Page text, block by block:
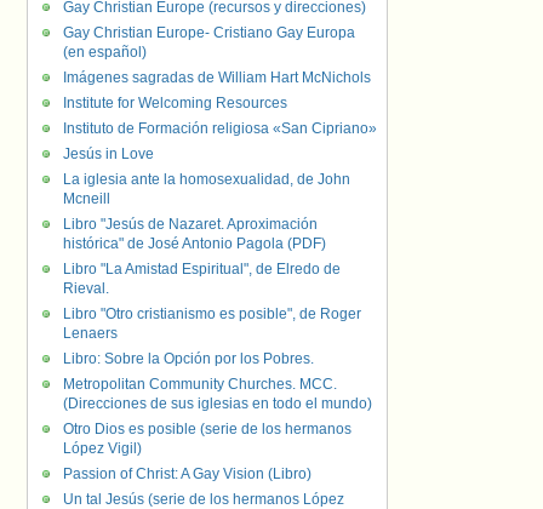
Gay Christian Europe (recursos y direcciones)
Gay Christian Europe- Cristiano Gay Europa
(en español)
Imágenes sagradas de William Hart McNichols
Institute for Welcoming Resources
Instituto de Formación religiosa «San Cipriano»
Jesús in Love
La iglesia ante la homosexualidad, de John
Mcneill
Libro "Jesús de Nazaret. Aproximación
histórica" de José Antonio Pagola (PDF)
Libro "La Amistad Espiritual", de Elredo de
Rieval.
Libro "Otro cristianismo es posible", de Roger
Lenaers
Libro: Sobre la Opción por los Pobres.
Metropolitan Community Churches. MCC.
(Direcciones de sus iglesias en todo el mundo)
Otro Dios es posible (serie de los hermanos
López Vigil)
Passion of Christ: A Gay Vision (Libro)
Un tal Jesús (serie de los hermanos López